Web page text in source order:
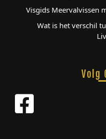
Visgids Meervalvissen
Wat is het verschil
Volg